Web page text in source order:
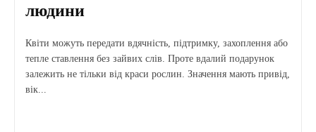
людини
Квіти можуть передати вдячність, підтримку, захоплення або
тепле ставлення без зайвих слів. Проте вдалий подарунок
залежить не тільки від краси рослин. Значення мають привід,
вік...